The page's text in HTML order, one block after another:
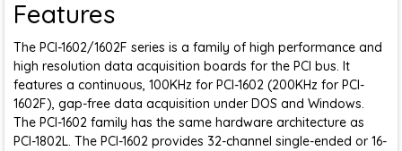
Features
The PCI-1602/1602F series is a family of high performance and
high resolution data acquisition boards for the PCI bus. It
features a continuous, 100KHz for PCI-1602 (200KHz for PCI-
1602F), gap-free data acquisition under DOS and Windows.
The PCI-1602 family has the same hardware architecture as
PCI-1802L. The PCI-1602 provides 32-channel single-ended or 16-